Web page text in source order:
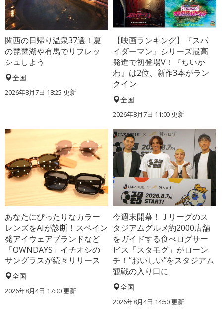
関西の日帰り温泉37選！夏
の琵琶湖や有馬でリフレッ
シュしよう
全国
2026年8月7日 18:25 更新
【映画ランキング】『スパ
イダーマン』シリーズ最高
発進で初登場V！『ちいか
わ』は2位、新作3本がラン
クイン
全国
2026年8月7日 11:00更新
あなたにぴったりなカラー
レンズをAIが診断！スペイン
発アイウェアブランドなど
「OWNDAYS」イチオシの
サングラスが続々リリース
全国
2026年8月4日 17:00更新
今週末開幕！Ｊリーグのス
タジアムグルメ約2000店舗
をガイドする食べログサー
ビス「スタモグ」がローン
チ！“おいしい”をスタジアム
観戦の入り口に
全国
2026年8月4日 14:50更新